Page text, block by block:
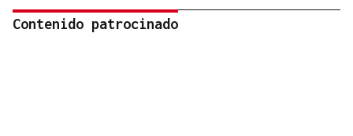
Contenido patrocinado